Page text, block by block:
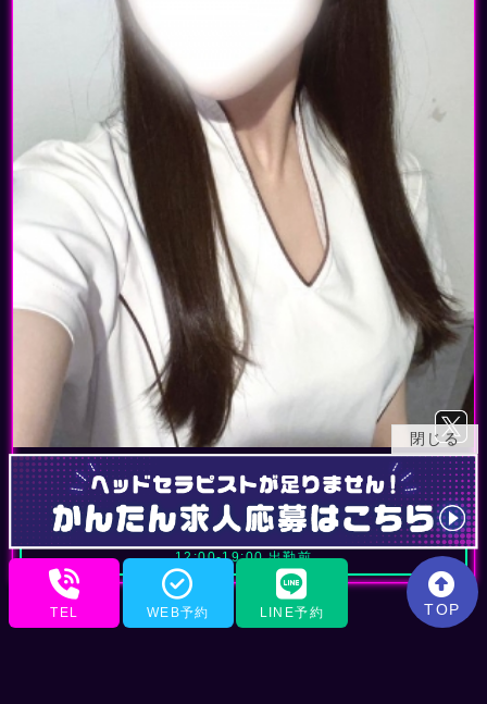
谷崎(23)
身長. 156
B.84(C) W. 57 H.86
12:00-19:00 出勤前
閉じる
TEL WEB予約 LINE予約 TOP